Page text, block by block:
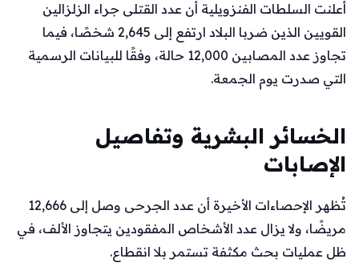
أعلنت السلطات الفنزويلية أن عدد القتلى جراء الزلزالين
القويين الذين ضربا البلاد ارتفع إلى 2,645 شخصًا، فيما
تجاوز عدد المصابين 12,000 حالة، وفقًا للبيانات الرسمية
التي صدرت يوم الجمعة.
الخسائر البشرية وتفاصيل
الإصابات
تُظهر الإحصاءات الأخيرة أن عدد الجرحى وصل إلى 12,666
مريضًا، ولا يزال عدد الأشخاص المفقودين يتجاوز الألف، في
ظل عمليات بحث مكثفة تستمر بلا انقطاع.